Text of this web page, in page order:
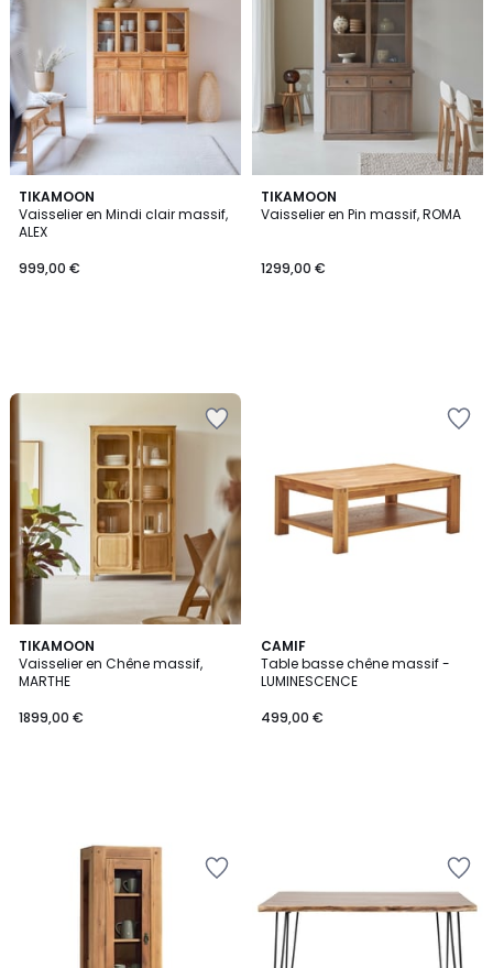
TIKAMOON
Vaisselier en Mindi clair massif,
ALEX
999,00 €
TIKAMOON
Vaisselier en Pin massif, ROMA
1299,00 €
TIKAMOON
Vaisselier en Chêne massif,
MARTHE
1899,00 €
CAMIF
Table basse chêne massif -
LUMINESCENCE
499,00 €